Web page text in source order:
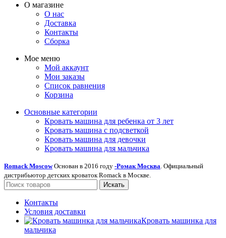
О магазине
О нас
Доставка
Контакты
Сборка
Мое меню
Мой аккаунт
Мои заказы
Список равнения
Корзина
Основные категории
Кровать машина для ребенка от 3 лет
Кровать машина с подсветкой
Кровать машина для девочки
Кровать машина для мальчика
Romack Moscow Основан в 2016 году -Ромак Москва. Официальный
дистрибьютор детских кроваток Romack в Москве.
Искать
Контакты
Условия доставки
Кровать машинка для
мальчика